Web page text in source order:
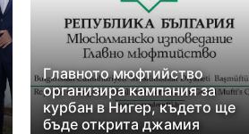
Главното мюфтийство
организира кампания за
курбан в Нигер, където ще
бъде открита джамия